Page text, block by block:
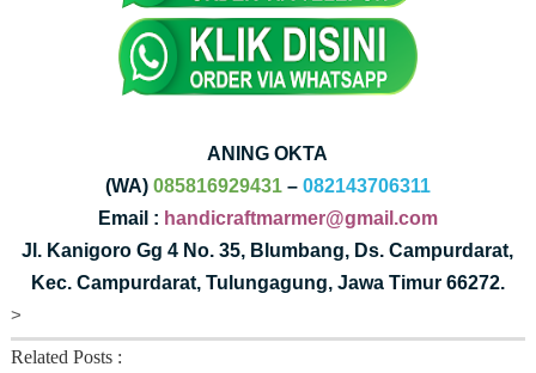
ANING OKTA
(WA) 085816929431– 082143706311
Email : handicraftmarmer@gmail.com
Jl. Kanigoro Gg 4 No. 35, Blumbang, Ds. Campurdarat,
Kec. Campurdarat, Tulungagung, Jawa Timur 66272.
>
Related Posts :